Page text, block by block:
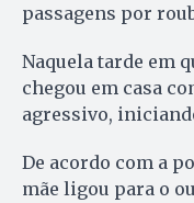
passagens por
Naquela tarde em
chegou em casa
agressivo,
De acordo com a
mãe ligou para o